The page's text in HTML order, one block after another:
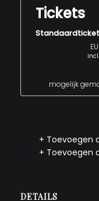
Tickets
Standaardticket
mogelijk
+ Toevoegen
+ Toevoegen
DETAILS